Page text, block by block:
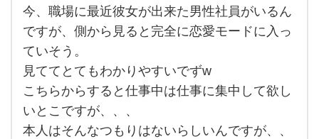
いる
時は
6割
くら
い恋
愛の
方に
気持
ちが
行っ
てい
る
今、職場に最近彼女が出来た男性社員がいるん
ですが、側から見ると完全に恋愛モードに入っ
ていそう。
見ててとてもわかりやすいでずw
こちらからすると仕事中は仕事に集中して欲し
いとこですが、、、
本人はそんなつもりはないらしいんですが、、